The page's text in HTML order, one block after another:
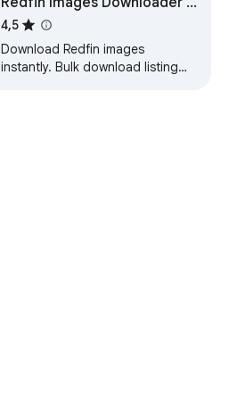
Images and Property
4,5
Download Redfin images
instantly. Bulk download listing